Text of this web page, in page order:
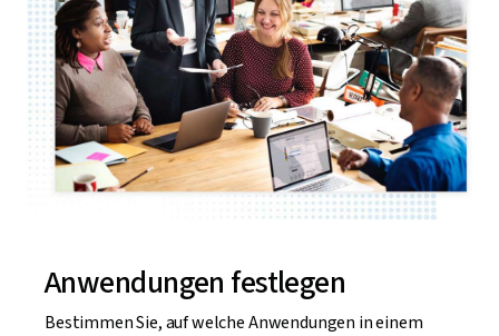
Anwendungen festlegen
Bestimmen Sie, auf welche Anwendungen in einem